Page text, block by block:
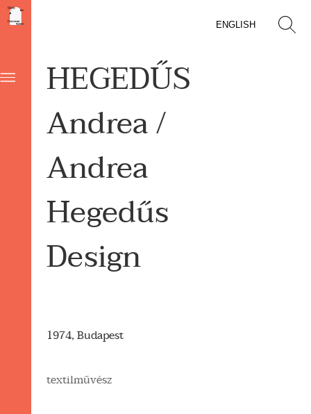
ENGLISH
HEGEDŰS
Andrea /
Andrea
Hegedűs
Design
1974, Budapest
textilművész